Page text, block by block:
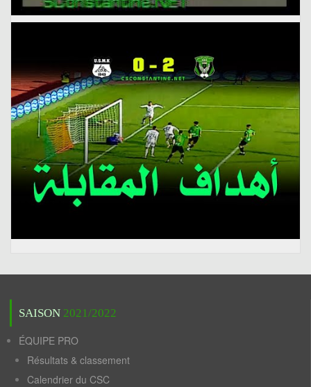
SAISON 2021/2022
ÉQUIPE PRO
Résultats & classement
Calendrier du CSC